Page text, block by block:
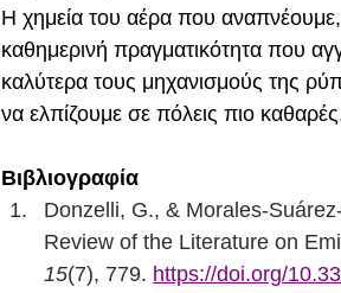
Η χημεία του αέρα που αναπνέουμε,
καθημερινή πραγματικότητα που
καλύτερα τους μηχανισμούς της
να ελπίζουμε σε πόλεις πιο
Βιβλιογραφία
Donzelli, G., & Morales-
Review of the Literature on
15(7), 779. https://doi.org/